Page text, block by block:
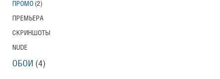
ПРОМО (2)
ПРЕМЬЕРА
СКРИНШОТЫ
NUDE
ОБОИ (4)